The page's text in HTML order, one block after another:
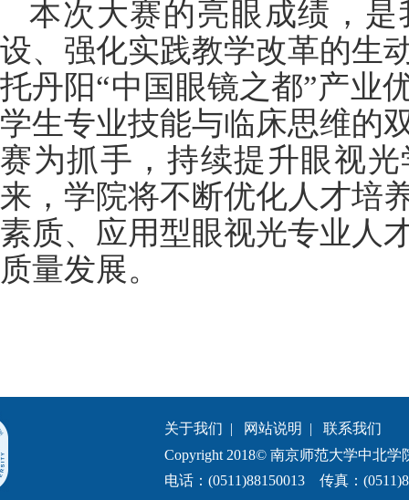
本次大赛的亮眼成绩，
设、强化实践教学改革的生
托丹阳“中国眼镜之都”产业
学生专业技能与临床思维的
赛为抓手，持续提升眼视
来，学院将不断优化人才培
素质、应用型眼视光专业人
质量发展。
关于我们 | 网站说明 | 联系我们
Copyright 2018© 南京师范大学中北学
电话：(0511)88150013 传真：